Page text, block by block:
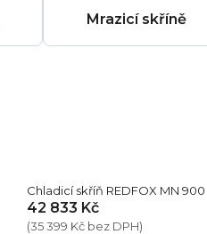
Mrazicí skříně
Chladicí skříň REDFOX MN 900
42 833 Kč
(35 399 Kč bez DPH)